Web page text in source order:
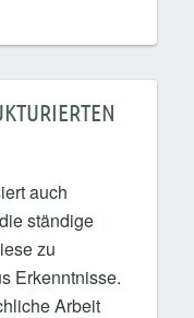
auch
ständige
zu
Erkenntnisse.
Arbeit